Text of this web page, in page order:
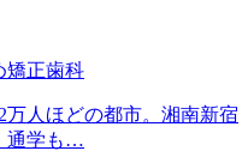
矯正歯科
万人ほどの都市。湘南新宿
通学も…